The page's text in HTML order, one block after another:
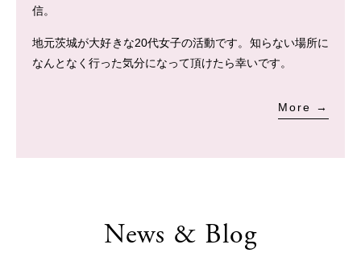
信。
地元茨城が大好きな20代女子の活動です。 知らない場所に
なんとなく行った気分になって頂けたら幸いです。
More →
News & Blog